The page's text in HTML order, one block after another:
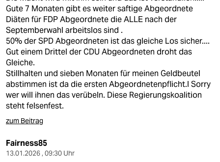
Gute 7 Monaten gibt es weiter saftige Abgeordnete
Diäten für FDP Abgeordnete die ALLE nach der
Septemberwahl arbeitslos sind .
50% der SPD Abgeordneten ist das gleiche Los sicher....
Gut einem Drittel der CDU Abgeordneten droht das
Gleiche.
Stillhalten und sieben Monaten für meinen Geldbeutel
abstimmen ist da die ersten Abgeordnetenpflicht.l Sorry
wer will ihnen das verübeln. Diese Regierungskoalition
steht felsenfest.
zum Beitrag
Fairness85
13.01.2026 , 09:30 Uhr